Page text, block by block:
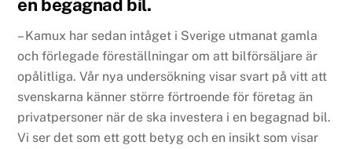
en begagnad bil.
– Kamux har sedan intåget i Sverige utmanat gamla
och förlegade föreställningar om att bilförsäljare är
opålitliga. Vår nya undersökning visar svart på vitt att
svenskarna känner större förtroende för företag än
privatpersoner när de ska investera i en begagnad bil.
Vi ser det som ett gott betyg och en insikt som visar